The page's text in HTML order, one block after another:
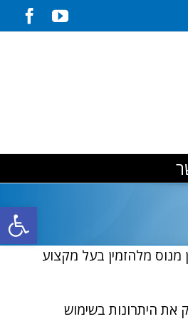
מנוס מלהזמין בעל מקצוע
את היתרונות בשימוש
פתח